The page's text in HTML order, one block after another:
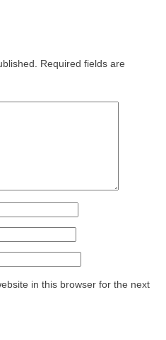
Required fields are
in this browser for the next